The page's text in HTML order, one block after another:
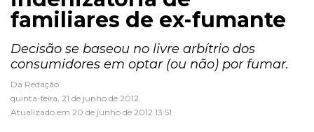
familiares de ex-fumante
Decisão se baseou no livre arbítrio dos
consumidores em optar (ou não) por fumar.
Da Redação
quinta-feira, 21 de junho de 2012
Atualizado em 20 de junho de 2012 13:51